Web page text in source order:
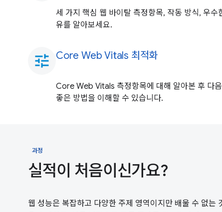
세 가지 핵심 웹 바이탈 측정항목, 작동 방식, 우수
유를 알아보세요.
tune Core Web Vitals 최적화
Core Web Vitals 측정항목에 대해 알아본 후 다
좋은 방법을 이해할 수 있습니다.
과정
실적이 처음이신가요?
웹 성능은 복잡하고 다양한 주제 영역이지만 배울 수 없